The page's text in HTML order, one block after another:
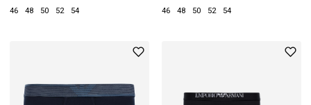
46 48 50 52 54 46 48 50 52 54